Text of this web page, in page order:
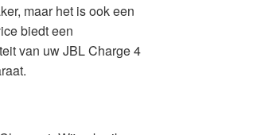
maar het is ook een
biedt een
van uw JBL Charge 4